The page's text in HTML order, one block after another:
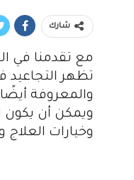
شارك
مع تقدمنا في
تظهر
والمعروفة
ويمكن أن
وخيارات